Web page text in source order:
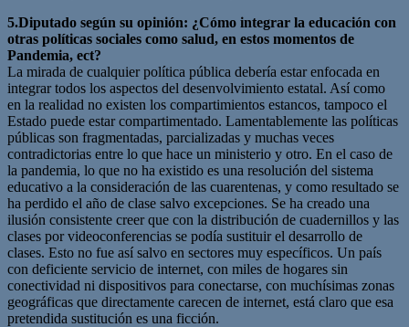
5.Diputado según su opinión: ¿Cómo integrar la educación con
otras políticas sociales como salud, en estos momentos de
Pandemia, ect?
La mirada de cualquier política pública debería estar enfocada en
integrar todos los aspectos del desenvolvimiento estatal. Así como
en la realidad no existen los compartimientos estancos, tampoco el
Estado puede estar compartimentado. Lamentablemente las políticas
públicas son fragmentadas, parcializadas y muchas veces
contradictorias entre lo que hace un ministerio y otro. En el caso de
la pandemia, lo que no ha existido es una resolución del sistema
educativo a la consideración de las cuarentenas, y como resultado se
ha perdido el año de clase salvo excepciones. Se ha creado una
ilusión consistente creer que con la distribución de cuadernillos y las
clases por videoconferencias se podía sustituir el desarrollo de
clases. Esto no fue así salvo en sectores muy específicos. Un país
con deficiente servicio de internet, con miles de hogares sin
conectividad ni dispositivos para conectarse, con muchísimas zonas
geográficas que directamente carecen de internet, está claro que esa
pretendida sustitución es una ficción.